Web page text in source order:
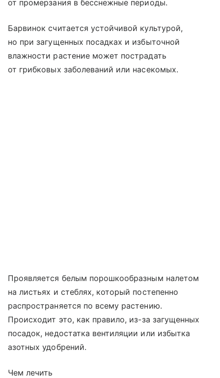
от промерзания в бесснежные периоды.
Барвинок считается устойчивой культурой,
но при загущенных посадках и избыточной
влажности растение может пострадать
от грибковых заболеваний или насекомых.
Проявляется белым порошкообразным налетом
на листьях и стеблях, который постепенно
распространяется по всему растению.
Происходит это, как правило, из-за загущенных
посадок, недостатка вентиляции или избытка
азотных удобрений.
Чем лечить